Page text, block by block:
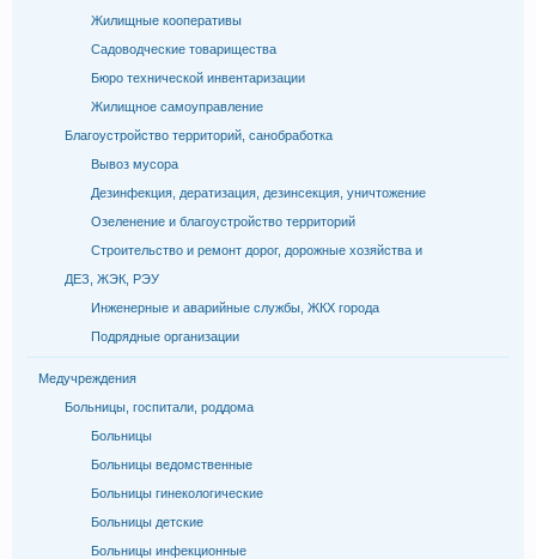
Жилищные кооперативы
Садоводческие товарищества
Бюро технической инвентаризации
Жилищное самоуправление
Благоустройство территорий, санобработка
Вывоз мусора
Дезинфекция, дератизация, дезинсекция, уничтожение
Озеленение и благоустройство территорий
Строительство и ремонт дорог, дорожные хозяйства и
ДЕЗ, ЖЭК, РЭУ
Инженерные и аварийные службы, ЖКХ города
Подрядные организации
Медучреждения
Больницы, госпитали, роддома
Больницы
Больницы ведомственные
Больницы гинекологические
Больницы детские
Больницы инфекционные